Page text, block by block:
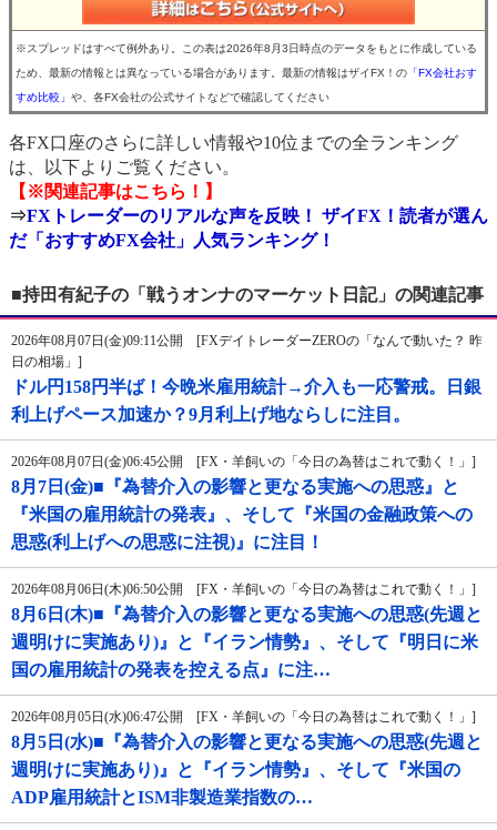
※スプレッドはすべて例外あり。この表は2026年8月3日時点のデータをもとに作成している
ため、最新の情報とは異なっている場合があります。最新の情報はザイFX！の 「FX会社おす
すめ比較」 や、各FX会社の公式サイトなどで確認してください
各FX口座のさらに詳しい情報や10位までの全ランキング
は、以下よりご覧ください。
【※関連記事はこちら！】
⇒FXトレーダーのリアルな声を反映！ ザイFX！読者が選ん
だ「おすすめFX会社」人気ランキング！
■持田有紀子の「戦うオンナのマーケット日記」の関連記事
2026年08月07日(金)09:11公開 [FXデイトレーダーZEROの「なんで動いた？ 昨
日の相場」]
ドル円158円半ば！今晩米雇用統計→介入も一応警戒。日銀
利上げペース加速か？9月利上げ地ならしに注目。
2026年08月07日(金)06:45公開 [FX・羊飼いの「今日の為替はこれで動く！」]
8月7日(金)■『為替介入の影響と更なる実施への思惑』と
『米国の雇用統計の発表』、そして『米国の金融政策への
思惑(利上げへの思惑に注視)』に注目！
2026年08月06日(木)06:50公開 [FX・羊飼いの「今日の為替はこれで動く！」]
8月6日(木)■『為替介入の影響と更なる実施への思惑(先週と
週明けに実施あり)』と『イラン情勢』、そして『明日に米
国の雇用統計の発表を控える点』に注…
2026年08月05日(水)06:47公開 [FX・羊飼いの「今日の為替はこれで動く！」]
8月5日(水)■『為替介入の影響と更なる実施への思惑(先週と
週明けに実施あり)』と『イラン情勢』、そして『米国の
ADP雇用統計とISM非製造業指数の…